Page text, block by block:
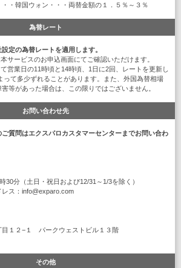
・・韓国ウォン・・・両替金額の１．５％～３％
為替レート
定の為替レートを適用します。
サービスのお申込画面にてご確認いただけます。
営業日の11時頃と14時頃、1日に2回、レートを更新し
って多少ずれることがあります。また、外国為替相場
等があった場合は、この限りではございません。
お問い合わせ先
質問はエクスパロカスタマーセンターまでお問い合わ
30分（土日・祝日および12/31～1/3を除く）
レス：info@exparo.com
目１２−１ パークウェストビル１３階
その他